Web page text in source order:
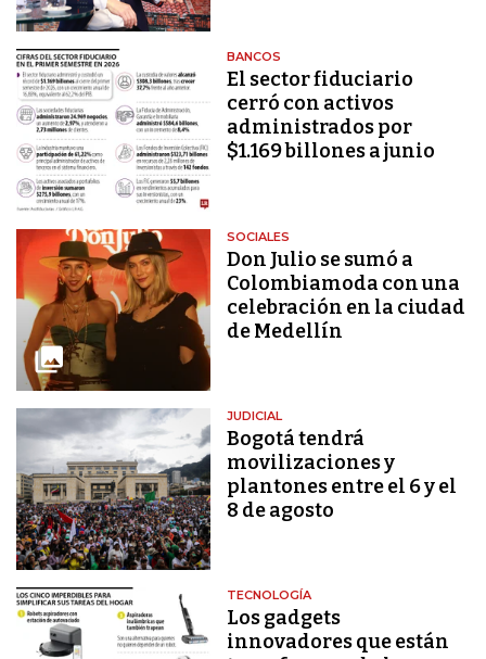
BANCOS
El sector fiduciario
cerró con activos
administrados por
$1.169 billones a junio
SOCIALES
Don Julio se sumó a
Colombiamoda con una
celebración en la ciudad
de Medellín
JUDICIAL
Bogotá tendrá
movilizaciones y
plantones entre el 6 y el
8 de agosto
TECNOLOGÍA
Los gadgets
innovadores que están